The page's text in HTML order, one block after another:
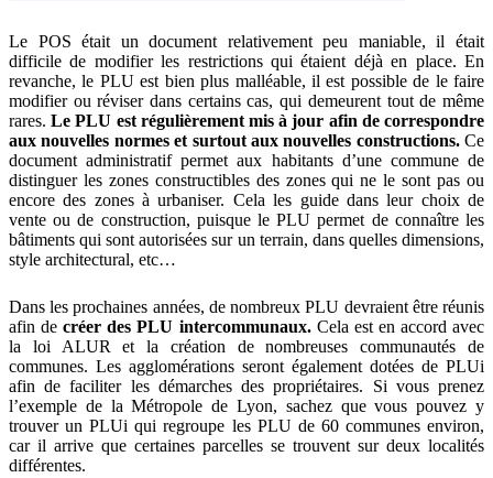
Le POS était un document relativement peu maniable, il était
difficile de modifier les restrictions qui étaient déjà en place. En
revanche, le PLU est bien plus malléable, il est possible de le faire
modifier ou réviser dans certains cas, qui demeurent tout de même
rares. Le PLU est régulièrement mis à jour afin de correspondre
aux nouvelles normes et surtout aux nouvelles constructions.Ce
document administratif permet aux habitants d’une commune de
distinguer les zones constructibles des zones qui ne le sont pas ou
encore des zones à urbaniser. Cela les guide dans leur choix de
vente ou de construction, puisque le PLU permet de connaître les
bâtiments qui sont autorisées sur un terrain, dans quelles dimensions,
style architectural, etc…
Dans les prochaines années, de nombreux PLU devraient être réunis
afin decréer des PLU intercommunaux.Cela est en accord avec
la loi ALUR et la création de nombreuses communautés de
communes. Les agglomérations seront également dotées de PLUi
afin de faciliter les démarches des propriétaires. Si vous prenez
l’exemple de la Métropole de Lyon, sachez que vous pouvez y
trouver un PLUi qui regroupe les PLU de 60 communes environ,
car il arrive que certaines parcelles se trouvent sur deux localités
différentes.